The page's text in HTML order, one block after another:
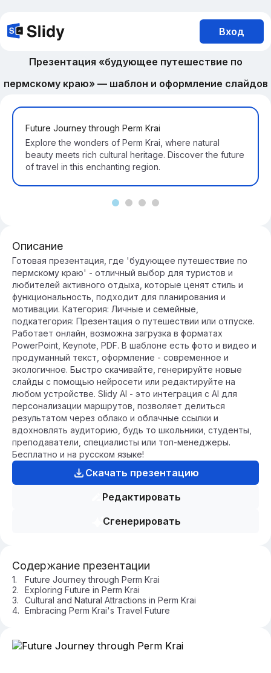
Вход
Презентация «будующее путешествие по
пермскому краю» — шаблон и оформление слайдов
Future Journey through Perm Krai
Explore the wonders of Perm Krai, where natural
beauty meets rich cultural heritage. Discover the future
of travel in this enchanting region.
Описание
Готовая презентация, где 'будующее путешествие по
пермскому краю' - отличный выбор для туристов и
любителей активного отдыха, которые ценят стиль и
функциональность, подходит для планирования и
мотивации. Категория: Личные и семейные,
подкатегория: Презентация о путешествии или отпуске.
Работает онлайн, возможна загрузка в форматах
PowerPoint, Keynote, PDF. В шаблоне есть фото и видео и
продуманный текст, оформление - современное и
экологичное. Быстро скачивайте, генерируйте новые
слайды с помощью нейросети или редактируйте на
любом устройстве. Slidy AI - это интеграция с AI для
персонализации маршрутов, позволяет делиться
результатом через облако и облачные ссылки и
вдохновлять аудиторию, будь то школьники, студенты,
преподаватели, специалисты или топ-менеджеры.
Бесплатно и на русском языке!
Скачать презентацию
Редактировать
Сгенерировать
Содержание презентации
Future Journey through Perm Krai
Exploring Future in Perm Krai
Cultural and Natural Attractions in Perm Krai
Embracing Perm Krai's Travel Future